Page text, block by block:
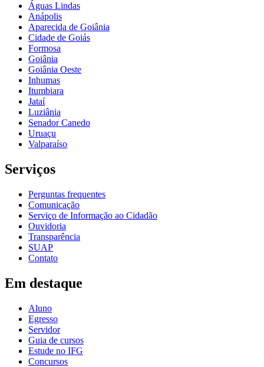
Águas Lindas
Anápolis
Aparecida de Goiânia
Cidade de Goiás
Formosa
Goiânia
Goiânia Oeste
Inhumas
Itumbiara
Jataí
Luziânia
Senador Canedo
Uruaçu
Valparaíso
Serviços
Perguntas frequentes
Comunicação
Serviço de Informação ao Cidadão
Ouvidoria
Transparência
SUAP
Contato
Em destaque
Aluno
Egresso
Servidor
Guia de cursos
Estude no IFG
Concursos